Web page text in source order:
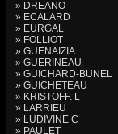
» DREANO
» ECALARD
» EURGAL
» FOLLIOT
» GUENAIZIA
» GUERINEAU
» GUICHARD-BUNEL
» GUICHETEAU
» KRISTOFF. L
» LARRIEU
» LUDIVINE C
» PAULET